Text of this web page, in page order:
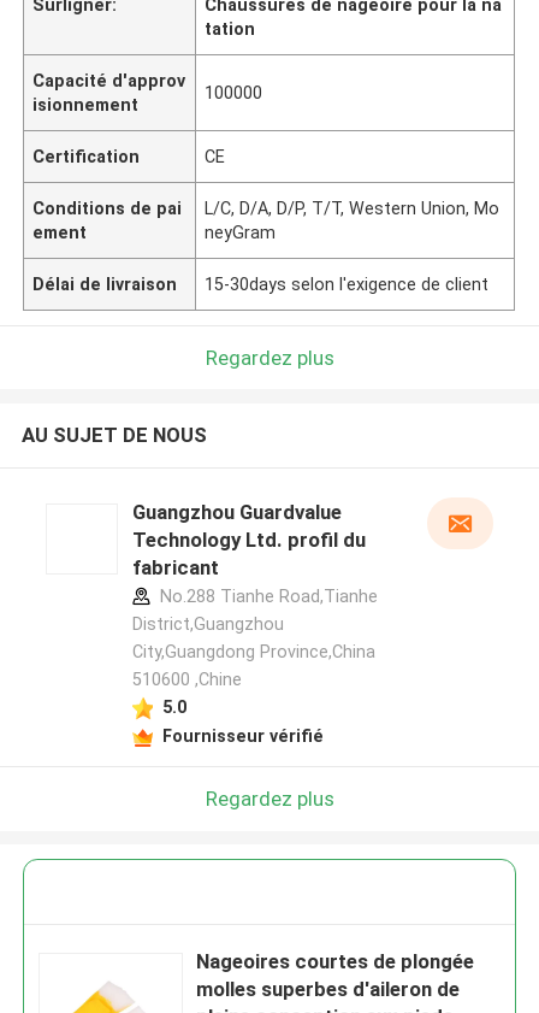
Surligner:
Chaussures de nageoire pour la na
tation
Capacité d'approv
isionnement
100000
Certification CE
Conditions de pai
ement
L/C, D/A, D/P, T/T, Western Union, Mo
neyGram
Délai de livraison 15-30days selon l'exigence de client
Regardez plus
AU SUJET DE NOUS
Guangzhou Guardvalue
Technology Ltd. profil du
fabricant
No.288 Tianhe Road,Tianhe
District,Guangzhou
City,Guangdong Province,China
510600 ,Chine
5.0
Fournisseur vérifié
Regardez plus
Nageoires courtes de plongée
molles superbes d'aileron de